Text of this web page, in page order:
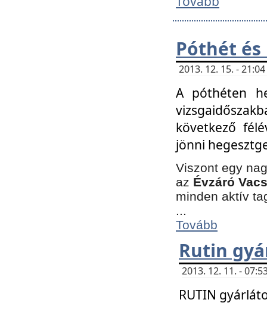
Póthét és
2013. 12. 15. -
A póthéten
következő
jönni
Viszont egy
az Évzáró
minden aktív
...
Tovább
Rutin
2013. 12. 11. -
RUTIN